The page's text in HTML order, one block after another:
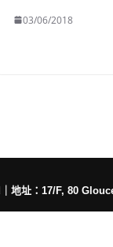
03/06/2018
地址：17/F, 80